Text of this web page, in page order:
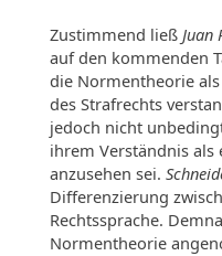
Zustimmend ließ Juan
auf den kommenden
die Normentheorie
des Strafrechts
jedoch nicht
ihrem Verständnis als
anzusehen sei.
Differenzierung
Rechtssprache.
Normentheorie